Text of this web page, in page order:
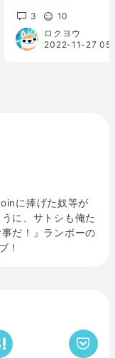
3
10
ロクヨウ
2022-11-27
に捧げた奴等が
に、サトシも俺た
だ！』ランボーの
！